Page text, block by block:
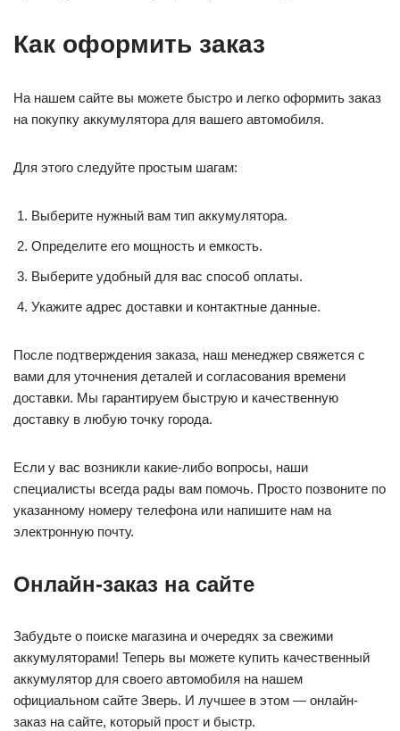
Как оформить заказ
На нашем сайте вы можете быстро и легко оформить заказ
на покупку аккумулятора для вашего автомобиля.
Для этого следуйте простым шагам:
Выберите нужный вам тип аккумулятора.
Определите его мощность и емкость.
Выберите удобный для вас способ оплаты.
Укажите адрес доставки и контактные данные.
После подтверждения заказа, наш менеджер свяжется с
вами для уточнения деталей и согласования времени
доставки. Мы гарантируем быструю и качественную
доставку в любую точку города.
Если у вас возникли какие-либо вопросы, наши
специалисты всегда рады вам помочь. Просто позвоните по
указанному номеру телефона или напишите нам на
электронную почту.
Онлайн-заказ на сайте
Забудьте о поиске магазина и очередях за свежими
аккумуляторами! Теперь вы можете купить качественный
аккумулятор для своего автомобиля на нашем
официальном сайте Зверь. И лучшее в этом — онлайн-
заказ на сайте, который прост и быстр.